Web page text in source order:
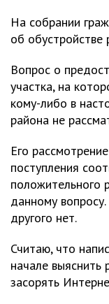
На собрании
об
Вопрос о
участка, на
кому-либо в
района не
Его
поступления
положительного
данному
другого нет.
Считаю, что
начале выяснить
засорять